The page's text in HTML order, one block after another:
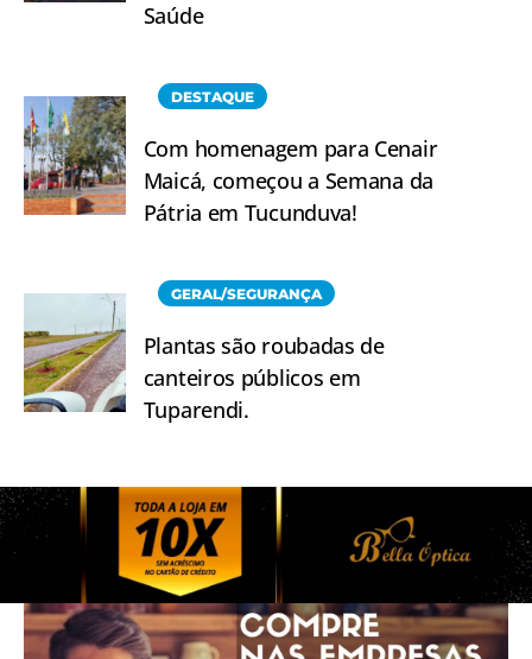
Saúde
DESTAQUE
Com homenagem para Cenair
Maicá, começou a Semana da
Pátria em Tucunduva!
GERAL/SEGURANÇA
Plantas são roubadas de
canteiros públicos em
Tuparendi.